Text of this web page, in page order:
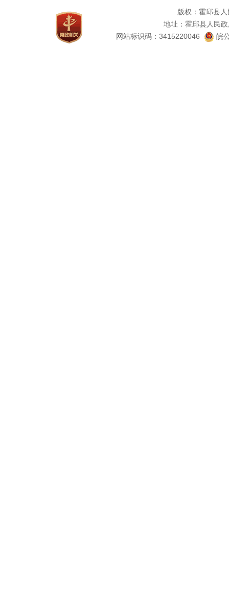
周集
公开重
版权：霍邱县
地址：霍邱县人民
网站标识码：3415220046
皖